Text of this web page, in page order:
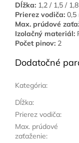
Dĺžka: 1,2 / 1,5 /
Prierez vodiča: 0,5
Max. prúdové
Izolačný materiál:
Počet pinov: 2
Dodatočné
Kategória:
Dĺžka:
Prierez vodiča:
Max. prúdové
zaťaženie: